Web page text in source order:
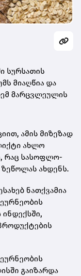
სურსათის
მიაღწია და
მარცვლეულის
ამის მიზეზად
ახლო
რაც სასოფლო-
ახდენს.
ნათქვამია
ინდექსში,
გაიზარდა